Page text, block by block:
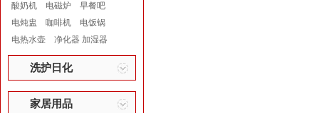
酸奶机
电磁炉
早餐吧
电炖盅
咖啡机
电饭锅
电热水壶
净化器 加湿器
洗护日化
家居用品